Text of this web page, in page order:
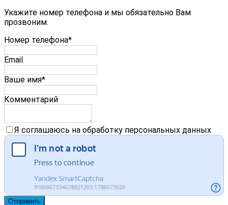
Укажите номер телефона и мы обязательно Вам
прозвоним.
Номер телефона*
Email
Ваше имя*
Комментарий
Я соглашаюсь на обработку персональных данных